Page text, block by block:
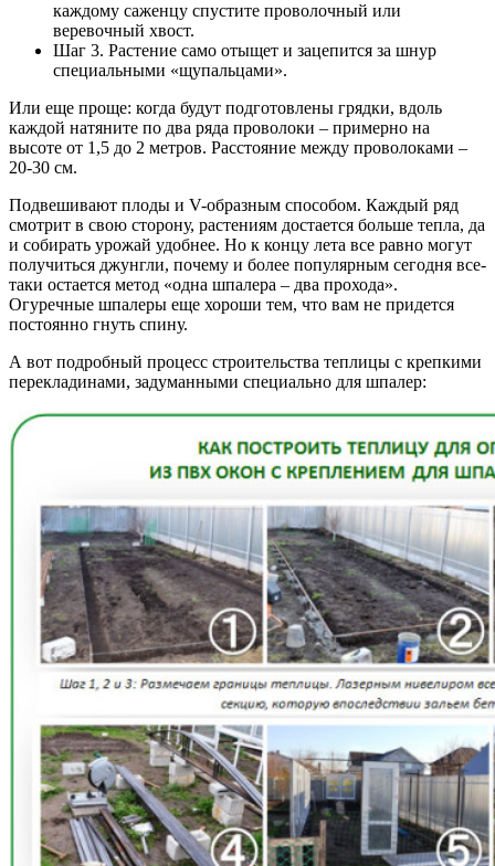
каждому саженцу спустите проволочный или
веревочный хвост.
Шаг 3. Растение само отыщет и зацепится за шнур
специальными «щупальцами».
Или еще проще: когда будут подготовлены грядки, вдоль
каждой натяните по два ряда проволоки – примерно на
высоте от 1,5 до 2 метров. Расстояние между проволоками –
20-30 см.
Подвешивают плоды и V-образным способом. Каждый ряд
смотрит в свою сторону, растениям достается больше тепла, да
и собирать урожай удобнее. Но к концу лета все равно могут
получиться джунгли, почему и более популярным сегодня все-
таки остается метод «одна шпалера – два прохода».
Огуречные шпалеры еще хороши тем, что вам не придется
постоянно гнуть спину.
А вот подробный процесс строительства теплицы с крепкими
перекладинами, задуманными специально для шпалер: